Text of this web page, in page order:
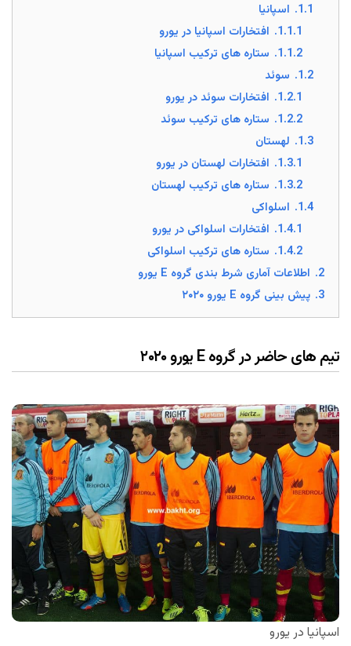
1.1. اسپانیا
1.1.1. افتخارات اسپانیا در یورو
1.1.2. ستاره های ترکیب اسپانیا
1.2. سوئد
1.2.1. افتخارات سوئد در یورو
1.2.2. ستاره های ترکیب سوئد
1.3. لهستان
1.3.1. افتخارات لهستان در یورو
1.3.2. ستاره های ترکیب لهستان
1.4. اسلواکی
1.4.1. افتخارات اسلواکی در یورو
1.4.2. ستاره های ترکیب اسلواکی
2. اطلاعات آماری شرط بندی گروه E یورو
3. پیش بینی گروه E یورو ۲۰۲۰
تیم های حاضر در گروه E یورو ۲۰۲۰
اسپانیا در یورو